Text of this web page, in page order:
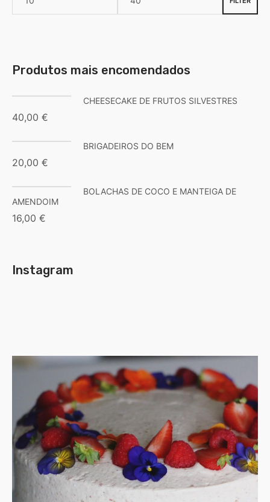
Produtos mais encomendados
CHEESECAKE DE FRUTOS SILVESTRES
40,00 €
BRIGADEIROS DO BEM
20,00 €
BOLACHAS DE COCO E MANTEIGA DE
AMENDOIM
16,00 €
Instagram